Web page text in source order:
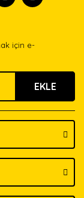
için e-
EKLE